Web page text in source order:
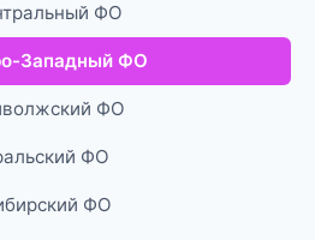
ФО
Западный ФО
ФО
ФО
ФО